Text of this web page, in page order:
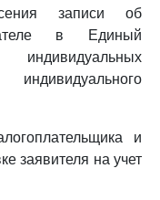
записи об
в Единый
и
заявителя на учет